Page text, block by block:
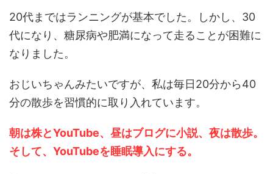
20代まではランニングが基本でした。しかし、30
代になり、糖尿病や肥満になって走ることが困難に
なりました。
おじいちゃんみたいですが、私は毎日20分から40
分の散歩を習慣的に取り入れています。
朝は株とYouTube、昼はブログに小説、夜は散歩。
そして、YouTubeを睡眠導入にする。